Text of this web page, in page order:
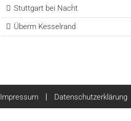
Stuttgart bei Nacht
Überm Kesselrand
Impressum Datenschutzerklärung